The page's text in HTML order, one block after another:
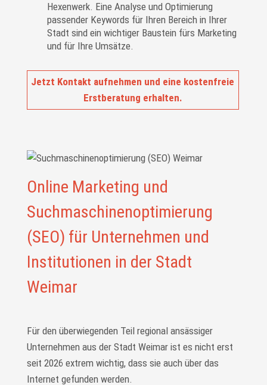
Hexenwerk. Eine Analyse und Optimierung
passender Keywords für Ihren Bereich in Ihrer
Stadt sind ein wichtiger Baustein fürs Marketing
und für Ihre Umsätze.
Jetzt Kontakt aufnehmen und eine kostenfreie
Erstberatung erhalten.
Online Marketing und
Suchmaschinenoptimierung
(SEO) für Unternehmen und
Institutionen in der Stadt
Weimar
Für den überwiegenden Teil regional ansässiger
Unternehmen aus der Stadt Weimar ist es nicht erst
seit 2026 extrem wichtig, dass sie auch über das
Internet gefunden werden.